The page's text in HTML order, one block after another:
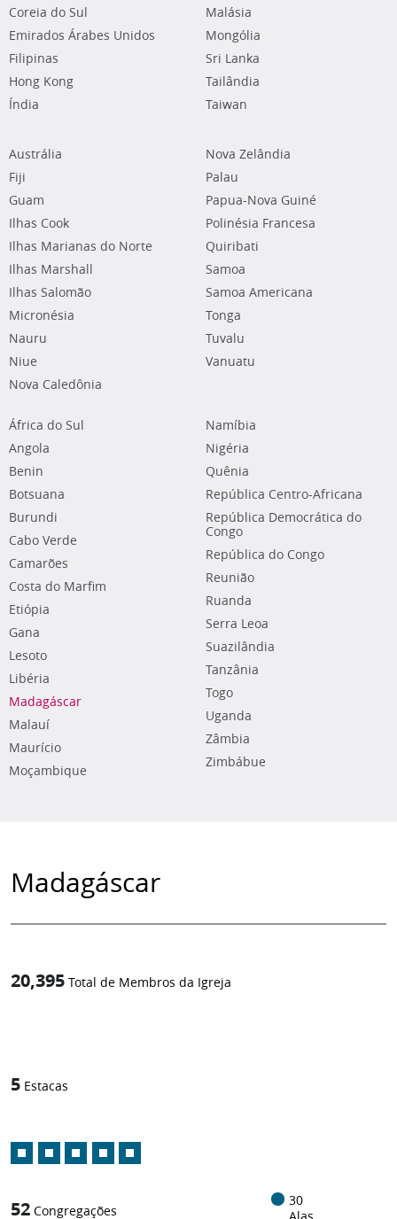
Coreia do Sul
Emirados Árabes Unidos
Filipinas
Hong Kong
Índia
Malásia
Mongólia
Sri Lanka
Tailândia
Taiwan
Austrália
Fiji
Guam
Ilhas Cook
Ilhas Marianas do Norte
Ilhas Marshall
Ilhas Salomão
Micronésia
Nauru
Niue
Nova Caledônia
Nova Zelândia
Palau
Papua-Nova Guiné
Polinésia Francesa
Quiribati
Samoa
Samoa Americana
Tonga
Tuvalu
Vanuatu
África do Sul
Angola
Benin
Botsuana
Burundi
Cabo Verde
Camarões
Costa do Marfim
Etiópia
Gana
Lesoto
Libéria
Madagáscar
Malauí
Maurício
Moçambique
Namíbia
Nigéria
Quênia
República Centro-Africana
República Democrática do
Congo
República do Congo
Reunião
Ruanda
Serra Leoa
Suazilândia
Tanzânia
Togo
Uganda
Zâmbia
Zimbábue
Madagáscar
20,395 Total de Membros da Igreja
5 Estacas
52 Congregações
30